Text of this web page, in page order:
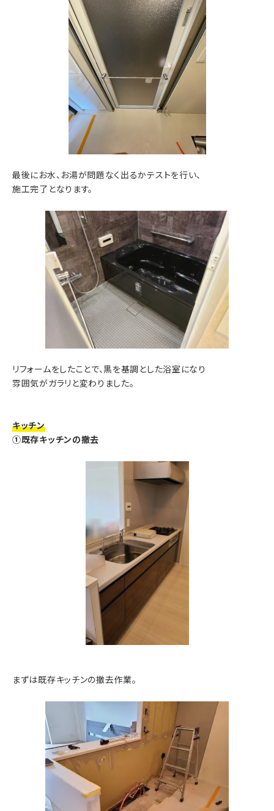
最後にお水、お湯が問題なく出るかテストを行い、
施工完了となります。
リフォームをしたことで、黒を基調とした浴室になり
雰囲気がガラリと変わりました。
キッチン
①既存キッチンの撤去
まずは既存キッチンの撤去作業。